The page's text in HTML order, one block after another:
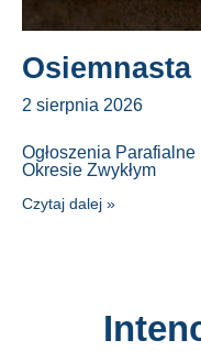
Osiemnasta
2 sierpnia 2026
Ogłoszenia
Okresie Zwykłym
Czytaj dalej »